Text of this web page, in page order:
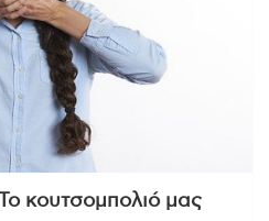
κουτσομπολιό μας